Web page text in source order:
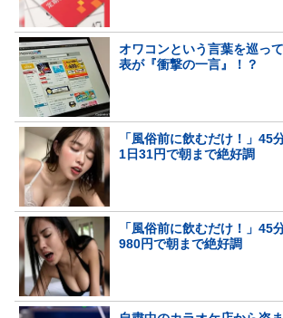
オワコンという言葉を巡っ
表が『衝撃の一言』！？
「風俗前に飲むだけ！」45
1日31円で朝まで絶好調
「風俗前に飲むだけ！」45
980円で朝まで絶好調